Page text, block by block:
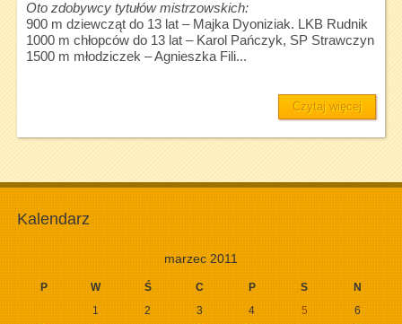
Oto zdobywcy tytułów mistrzowskich:
900 m dziewcząt do 13 lat – Majka Dyoniziak. LKB Rudnik
1000 m chłopców do 13 lat – Karol Pańczyk, SP Strawczyn
1500 m młodziczek – Agnieszka Fili...
Czytaj więcej
Kalendarz
marzec 2011
P W Ś C P S N
1 2 3 4 5
6